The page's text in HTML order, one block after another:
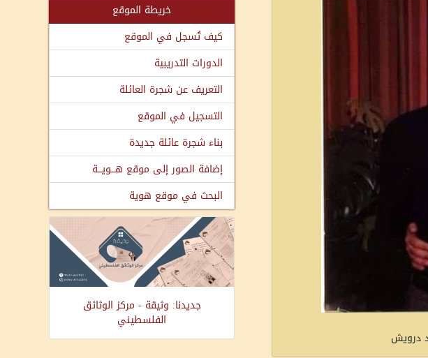
درويش
خريطة الموقع
كيف تُسجل في الموقع
الدورات التدريبية
التعريف عن شجرة العائلة
التسجيل في الموقع
بناء شجرة عائلة جديدة
إضافة الصور إلى موقع هـــويـــة
البحث في موقع هوية
جديدنا: وثيقة - مركز الوثائق
الفلسطيني